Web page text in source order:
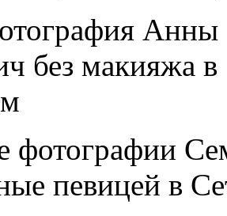
фотографии
певицей в